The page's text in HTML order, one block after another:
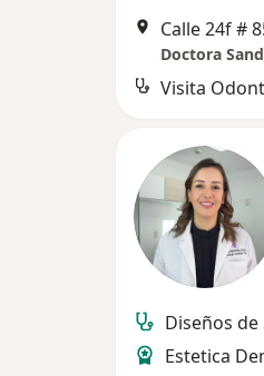
Calle 24f #
Doctora
Visita
Diseños de
Estetica